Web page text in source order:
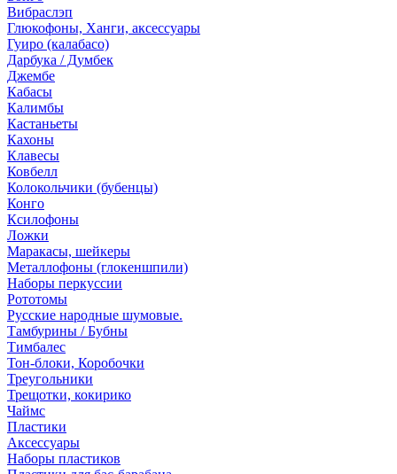
Вибраслэп
Глюкофоны, Ханги, аксессуары
Гуиро (калабасо)
Дарбука / Думбек
Джембе
Кабасы
Калимбы
Кастаньеты
Кахоны
Клавесы
Ковбелл
Колокольчики (бубенцы)
Конго
Ксилофоны
Ложки
Маракасы, шейкеры
Металлофоны (глокеншпили)
Наборы перкуссии
Рототомы
Русские народные шумовые.
Тамбурины / Бубны
Тимбалес
Тон-блоки, Коробочки
Треугольники
Трещотки, кокирико
Чаймс
Пластики
Аксессуары
Наборы пластиков